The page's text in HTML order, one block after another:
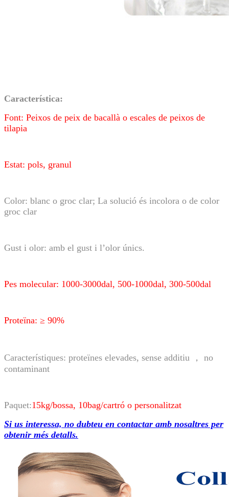
Característica:
Font: Peixos de peix de bacallà o escales de peixos de
tilapia
Estat: pols, granul
Color: blanc o groc clar; La solució és incolora o de color
groc clar
Gust i olor: amb el gust i l’olor únics.
Pes molecular: 1000-3000dal, 500-1000dal, 300-500dal
Proteïna: ≥ 90%
Característiques: proteïnes elevades, sense additiu ， no
contaminant
Paquet:15kg/bossa, 10bag/cartró o personalitzat
Si us interessa, no dubteu en contactar amb nosaltres per
obtenir més detalls.